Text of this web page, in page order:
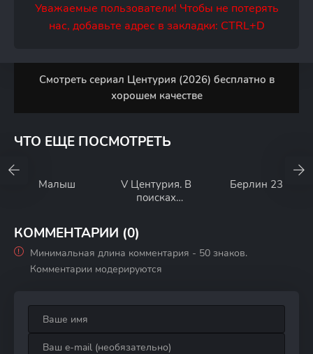
Уважаемые пользователи! Чтобы не потерять
нас, добавьте адрес в закладки: CTRL+D
Смотреть сериал Центурия (2026) бесплатно в
хорошем качестве
ЧТО ЕЩЕ ПОСМОТРЕТЬ
Малыш
V Центурия. В
поисках
сокровищ
Берлин 23
КОММЕНТАРИИ (0)
Минимальная длина комментария - 50 знаков.
Комментарии модерируются